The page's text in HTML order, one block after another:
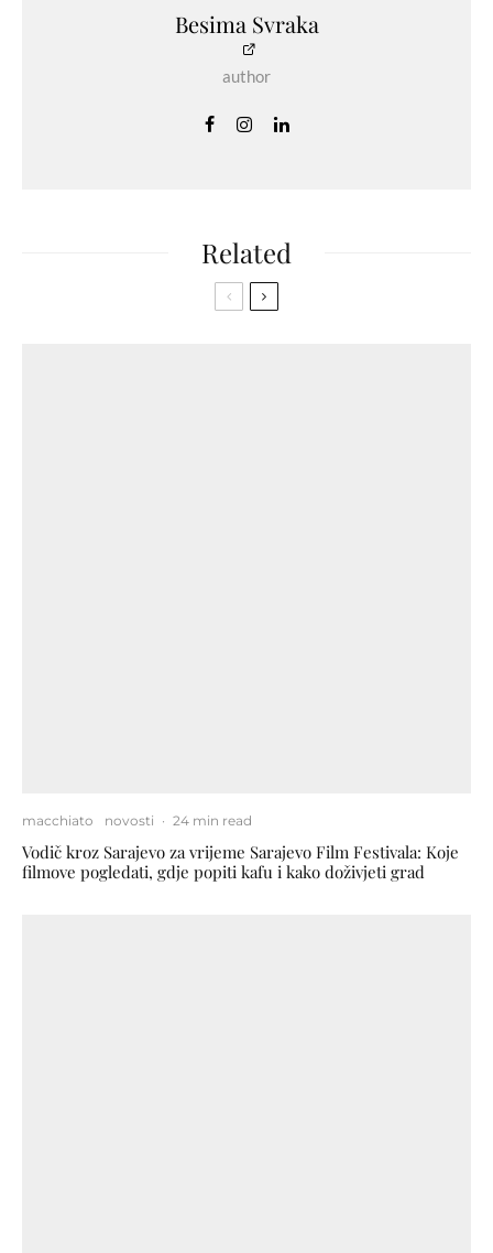
Besima Svraka
author
Related
macchiato novosti · 24 min read
Vodič kroz Sarajevo za vrijeme Sarajevo Film Festivala: Koje
filmove pogledati, gdje popiti kafu i kako doživjeti grad